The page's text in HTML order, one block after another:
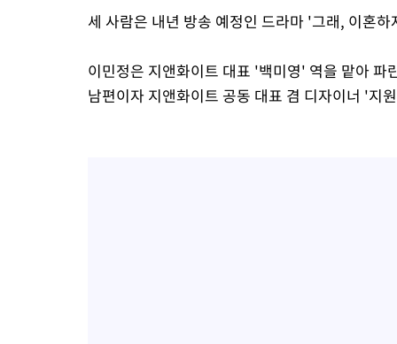
세 사람은 내년 방송 예정인 드라마 '그래, 이혼
이민정은 지앤화이트 대표 '백미영' 역을 맡아
남편이자 지앤화이트 공동 대표 겸 디자이너 '지